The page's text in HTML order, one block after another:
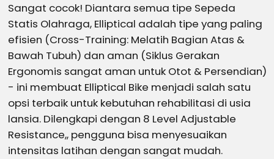
Sangat cocok! Diantara semua tipe Sepeda
Statis Olahraga, Elliptical adalah tipe yang paling
efisien (Cross-Training: Melatih Bagian Atas &
Bawah Tubuh) dan aman (Siklus Gerakan
Ergonomis sangat aman untuk Otot & Persendian)
- ini membuat Elliptical Bike menjadi salah satu
opsi terbaik untuk kebutuhan rehabilitasi di usia
lansia. Dilengkapi dengan 8 Level Adjustable
Resistance,, pengguna bisa menyesuaikan
intensitas latihan dengan sangat mudah.